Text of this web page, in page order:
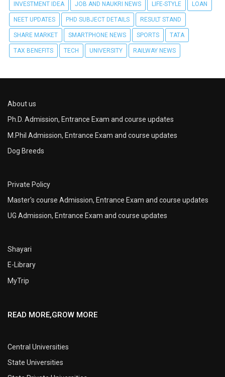
INVESTMENT IDEA JOB AND NAUKRI NEWS LIFE-STYLE LOAN
NEET UPDATES PHD SUBJECT DETAILS RESULT STAND
SHARE MARKET SMARTPHONE NEWS SPORTS TATA
TAX BENEFITS TECH UNIVERSITY RAILWAY NEWS
About us
Ph.D. Admission, Entrance Exam and course updates
M.Phil Admission, Entrance Exam and course updates
Dog Breeds
Private Policy
Master's course Admission, Entrance Exam and course updates
UG Admission, Entrance Exam and course updates
Shayari
E-Library
MyTrip
READ MORE,GROW MORE
Central Universities
State Universities